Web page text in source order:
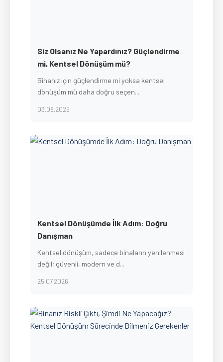
Siz Olsanız Ne Yapardınız? Güçlendirme
mi, Kentsel Dönüşüm mü?
Binanız için güçlendirme mi yoksa kentsel
dönüşüm mü daha doğru seçen...
03.08.2026
Kentsel Dönüşümde İlk Adım: Doğru
Danışman
Kentsel dönüşüm, sadece binaların yenilenmesi
değil; güvenli, modern ve d...
25.07.2026